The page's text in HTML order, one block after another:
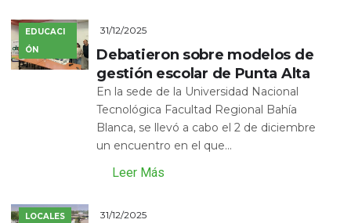
EDUCACI
ÓN
31/12/2025
Debatieron sobre modelos de
gestión escolar de Punta Alta
En la sede de la Universidad Nacional
Tecnológica Facultad Regional Bahía
Blanca, se llevó a cabo el 2 de diciembre
un encuentro en el que...
Leer Más
LOCALES 31/12/2025